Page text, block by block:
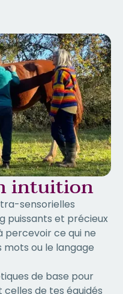
intuition
sensorielles
puissants et précieux
ce qui ne
ou le langage
de base pour
de tes équidés